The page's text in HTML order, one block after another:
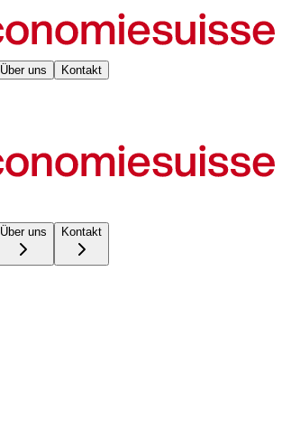
Über uns Kontakt
Über uns Kontakt